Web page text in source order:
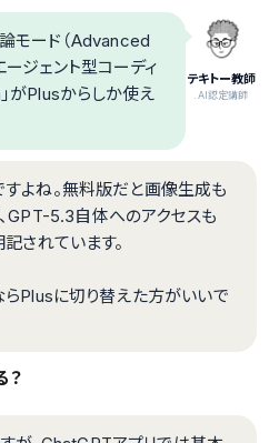
テキトー教師
.AI認定講師
モード（Advanced
ージェント型コーディ
がPlusからしか使え
よね。無料版だと画像生成も
GPT-5.3自体へのアクセスも
記されています。
Plusに切り替えた方がいいで
？